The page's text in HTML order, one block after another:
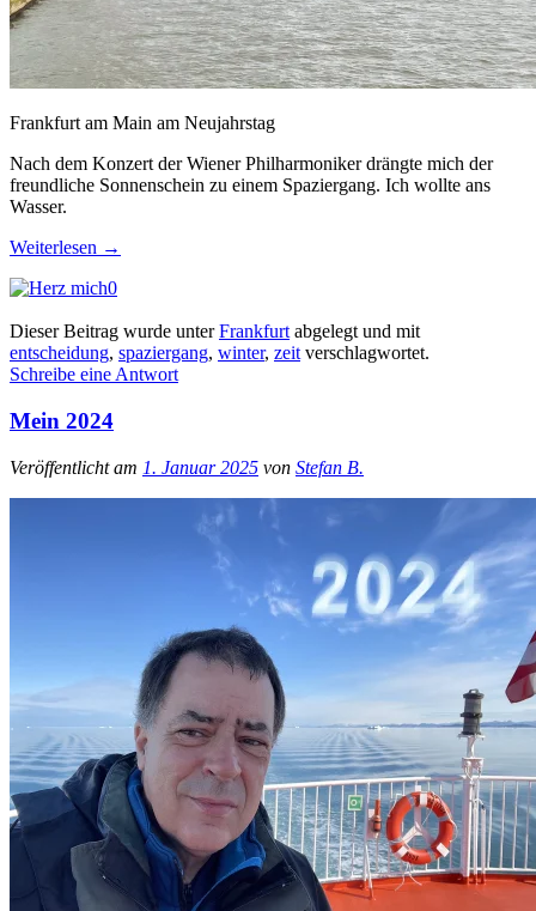
Frankfurt am Main am Neujahrstag
Nach dem Konzert der Wiener Philharmoniker drängte mich der
freundliche Sonnenschein zu einem Spaziergang. Ich wollte ans
Wasser.
Weiterlesen →
0
Dieser Beitrag wurde unterFrankfurt abgelegt und mit
entscheidung, spaziergang, winter, zeit verschlagwortet.
Schreibe eine Antwort
Mein 2024
Veröffentlicht am 1. Januar 2025 von Stefan B.